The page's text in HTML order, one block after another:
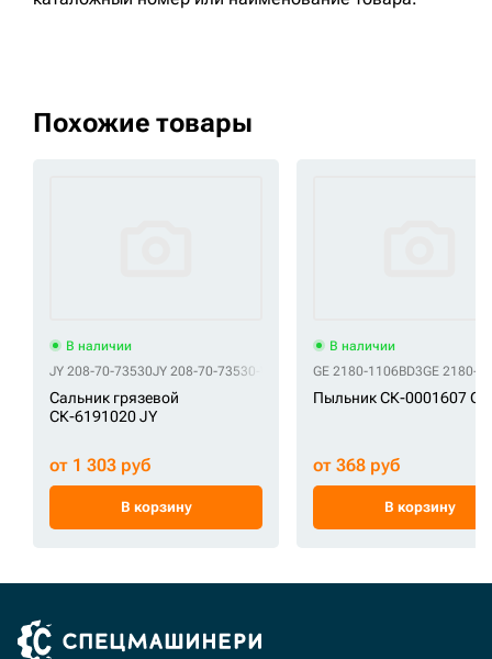
Похожие товары
В наличии
JY 208-70-73530JY 208-70-73530-WS
Сальник грязевой
СК-6191020 JY
от 1 303 руб
В корзину
В наличии
GE 2180-1106BD3GE 2180-
Пыльник СК-0001607 GE
от 368 руб
В корзину